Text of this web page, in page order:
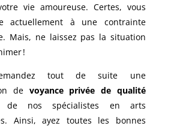
vie amoureuse. Certes, vous
actuellement à une contrainte
Mais, ne laissez pas la situation
!
tout de suite une
de voyance privée de qualité
de nos spécialistes en arts
Ainsi, ayez toutes les bonnes